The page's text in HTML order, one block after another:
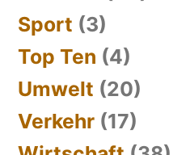
Sport (3)
Top Ten (4)
Umwelt (20)
Verkehr (17)